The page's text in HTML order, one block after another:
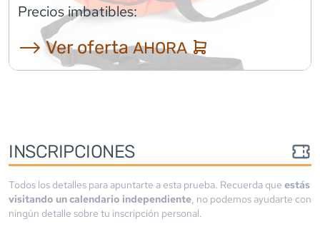
Precios imbatibles:
⟶ Ver ofertaAHORA
INSCRIPCIONES
Todos los detalles para apuntarte a esta prueba. Recuerda que estás
visitando un calendario independiente, no podemos ayudarte con
ningún detalle sobre tu inscripción personal.